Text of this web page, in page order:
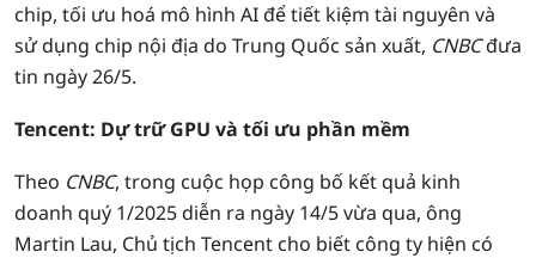
chip, tối ưu hoá mô hình AI để tiết kiệm tài nguyên và
sử dụng chip nội địa do Trung Quốc sản xuất, CNBCđưa
tin ngày 26/5.
Tencent: Dự trữ GPU và tối ưu phần mềm
Theo CNBC, trong cuộc họp công bố kết quả kinh
doanh quý 1/2025 diễn ra ngày 14/5 vừa qua, ông
Martin Lau, Chủ tịch Tencent cho biết công ty hiện có